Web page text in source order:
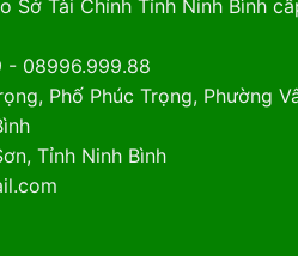
Sở Tài Chính Tỉnh Ninh Bình
- 08996.999.88
Phố Phúc Trọng, Phường
Tỉnh Ninh Bình